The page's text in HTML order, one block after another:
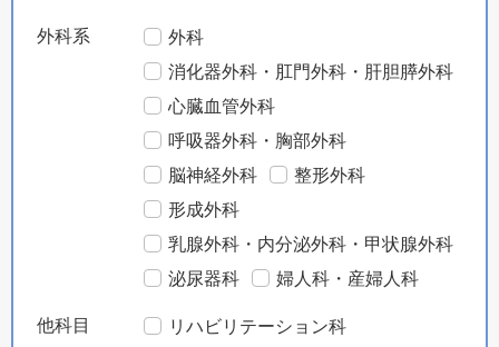
外科系
外科
消化器外科・肛門外科・肝胆膵外科
心臓血管外科
呼吸器外科・胸部外科
脳神経外科
整形外科
形成外科
乳腺外科・内分泌外科・甲状腺外科
泌尿器科
婦人科・産婦人科
他科目
リハビリテーション科